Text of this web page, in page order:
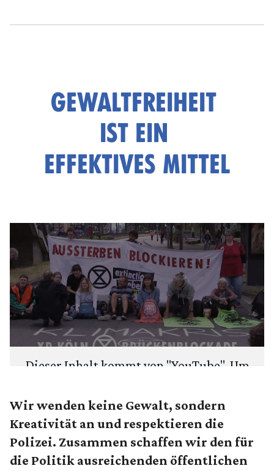
GEWALTFREIHEIT
IST EIN
EFFEKTIVES MITTEL
Dieser Inhalt kommt von "YouTube". Um
wir zuerst: Möchtest du den Inhalt laden?
ANSEHEN IMMER LADEN
Wir wenden keine Gewalt, sondern
Kreativität an und respektieren die
Polizei. Zusammen schaffen wir den für
die Politik ausreichenden öffentlichen